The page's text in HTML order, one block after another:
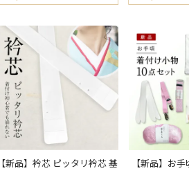
【新品】衿芯 ピッタリ衿芯 基
【新品】お